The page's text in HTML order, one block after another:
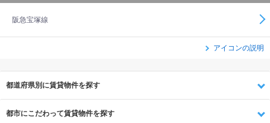
阪急宝塚線
アイコンの説明
都道府県別に賃貸物件を探す
都市にこだわって賃貸物件を探す